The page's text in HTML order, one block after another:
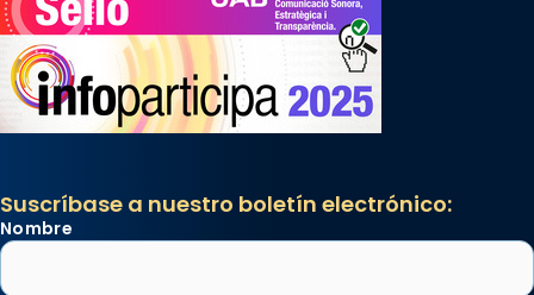
Suscríbase a nuestro boletín electrónico:
Nombre